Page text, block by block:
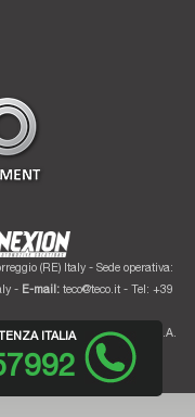
(RE) Italy - Sede operativa:
- E-mail: teco@teco.it- Tel: +39
RE 06260730012 - R.E.A.
i.v.
ITALIA